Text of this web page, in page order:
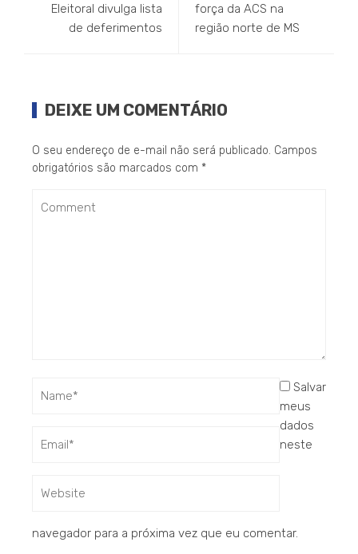
Eleitoral divulga lista
de deferimentos
força da ACS na
região norte de MS
DEIXE UM COMENTÁRIO
O seu endereço de e-mail não será publicado. Campos
obrigatórios são marcados com *
Salvar
meus
dados
neste
navegador para a próxima vez que eu comentar.